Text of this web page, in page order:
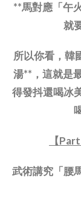
**馬對應「午
就
所以你看，韓
湯**，這就是
得發抖還喝冰
【
武術講究「腰